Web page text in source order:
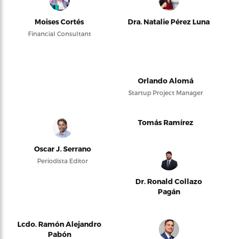
Moises Cortés
Financial Consultant
Dra. Natalie Pérez Luna
Orlando Alomá
Startup Project Manager
Oscar J. Serrano
Periodista Editor
Tomás Ramírez
Dr. Ronald Collazo
Pagán
Lcdo. Ramón Alejandro
Pabón